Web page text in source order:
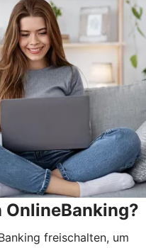
OnlineBanking?
freischalten, um